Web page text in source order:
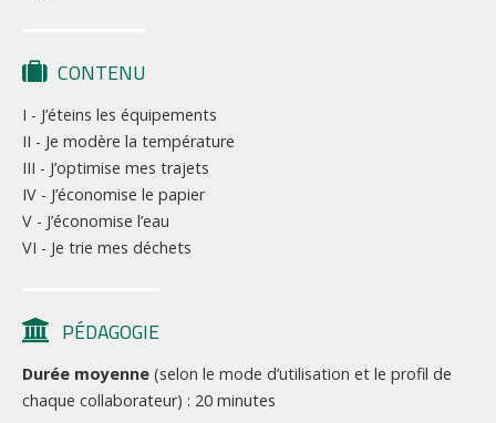
CONTENU
I - J’éteins les équipements
II - Je modère la température
III - J’optimise mes trajets
IV - J’économise le papier
V - J’économise l’eau
VI - Je trie mes déchets
PÉDAGOGIE
Durée moyenne (selon le mode d’utilisation et le profil de
chaque collaborateur) : 20 minutes